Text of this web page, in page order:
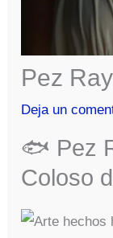
Pez
Deja un
🐟 Pez
Coloso